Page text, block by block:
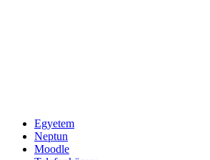
Egyetem
Neptun
Moodle